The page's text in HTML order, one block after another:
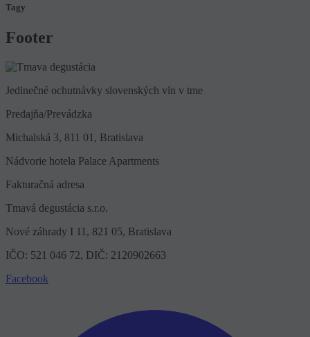
Tagy
Footer
Jedinečné ochutnávky slovenských vín v tme
Predajňa/Prevádzka
Michalská 3, 811 01, Bratislava
Nádvorie hotela Palace Apartments
Fakturačná adresa
Tmavá degustácia s.r.o.
Nové záhrady I 11, 821 05, Bratislava
IČO: 521 046 72, DIČ: 2120902663
Facebook